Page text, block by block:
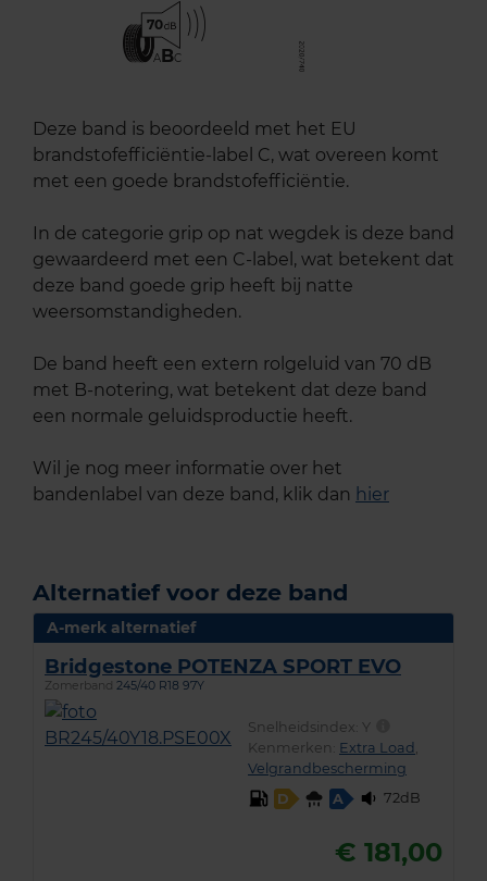
70
ABC
Deze band is beoordeeld met het EU
brandstofefficiëntie-label C, wat overeen komt
met een goede brandstofefficiëntie.
In de categorie grip op nat wegdek is deze band
gewaardeerd met een C-label, wat betekent dat
deze band goede grip heeft bij natte
weersomstandigheden.
De band heeft een extern rolgeluid van 70 dB
met B-notering, wat betekent dat deze band
een normale geluidsproductie heeft.
Wil je nog meer informatie over het
bandenlabel van deze band, klik dan hier
Alternatief voor deze band
A-merk alternatief
Bridgestone POTENZA SPORT EVO
Zomerband 245/40 R18 97Y
Snelheidsindex: Y
Kenmerken: Extra Load
Velgrandbescherming
D
A 72dB
€ 181,00